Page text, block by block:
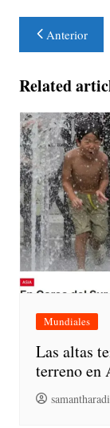
Navegación
de
entradas
Anterior
Related
Mundiales
Las altas
terreno en